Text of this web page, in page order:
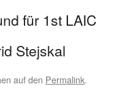
für 1st LAIC
Stejskal
auf den Permalink.